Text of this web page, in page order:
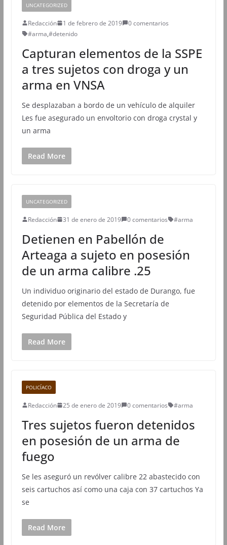
UNCATEGORIZED
Redacción 1 de febrero de 2019
0 comentarios
#arma,#detenido
Capturan elementos de la SSPE
a tres sujetos con droga y un
arma en VNSA
Se desplazaban a bordo de un vehículo de alquiler
Les fue asegurado un envoltorio con droga crystal y
un arma
Read More
UNCATEGORIZED
Redacción 31 de enero de 2019 0 comentarios #arma
Detienen en Pabellón de
Arteaga a sujeto en posesión
de un arma calibre .25
Un individuo originario del estado de Durango, fue
detenido por elementos de la Secretaría de
Seguridad Pública del Estado y
Read More
POLICÍACO
Redacción 25 de enero de 2019 0 comentarios #arma
Tres sujetos fueron detenidos
en posesión de un arma de
fuego
Se les aseguró un revólver calibre 22 abastecido con
seis cartuchos así como una caja con 37 cartuchos Ya
se
Read More